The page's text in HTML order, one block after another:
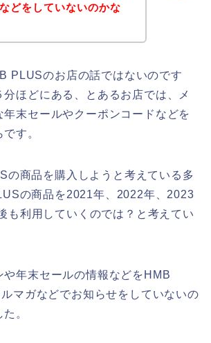
どをしていないのかな
PLUSのお店の話ではないのです
ほどにある、とあるお店では、メ
年末セールやクーポンコードなどを
す。
の商品を購入しようと考えている多
の商品を2021年、2022年、2023
も利用していくのでは？と考えてい
や年末セールの情報などをHMB
マガなどでお知らせをしていないの
。